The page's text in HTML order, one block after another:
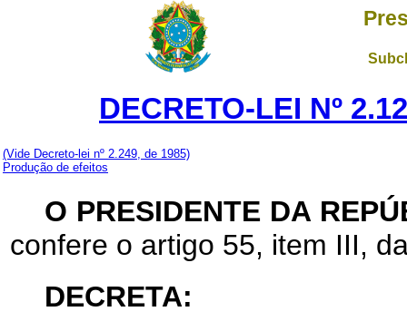
DECRETO-LEI Nº
(Vide Decreto-lei nº 2.249, de 1985)
Produção de efeitos
O PRESIDENTE DA
confere o artigo 55, item III,
DECRETA: